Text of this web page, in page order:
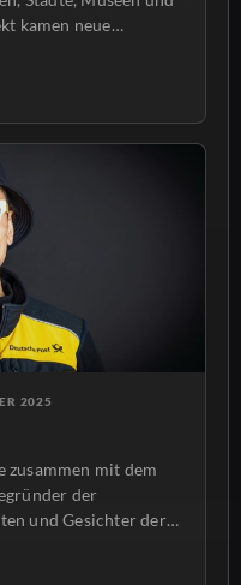
kamen neue
Endgeräte und
Panorama-Aufnahmen
einer
nur einen Teil […]
2025
mit dem
der
und Gesichter der
sind im